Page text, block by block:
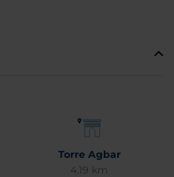
Torre Agbar
4.19 km